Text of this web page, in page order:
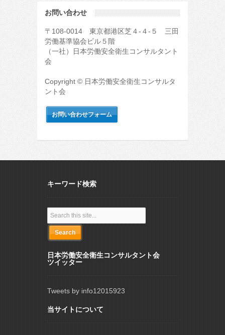
お問い合わせ
〒108-0014 東京都港区芝４-４-５ 三田
労働基準協会ビル５階
（一社）日本労働安全衛生コンサルタント
会
Copyright © 日本労働安全衛生コンサルタ
ント会
お問い合わせフォーム
キーワード検索
日本労働安全衛生コンサルタント会
ツイッター
Tweets by info12015923
当サイトについて